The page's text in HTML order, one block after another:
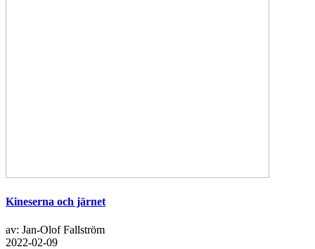
Kineserna och järnet
av: Jan-Olof Fallström
2022-02-09